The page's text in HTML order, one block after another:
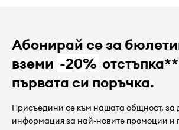
Абонирай се за
вземи -20%
първата си поръчка.
Присъедини се към нашата общност, за
информация за най-новите промоции и